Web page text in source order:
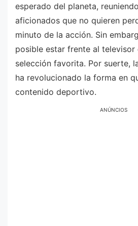
esperado del planeta,
aficionados que no quieren
minuto de la acción. Sin
posible estar frente al televisor
selección favorita. Por suerte,
ha revolucionado la forma en
contenido deportivo.
ANÚNCIOS